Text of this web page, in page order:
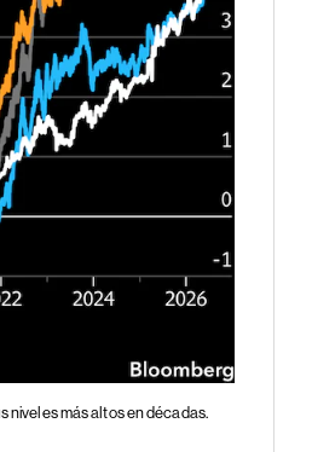
niveles más altos en décadas.